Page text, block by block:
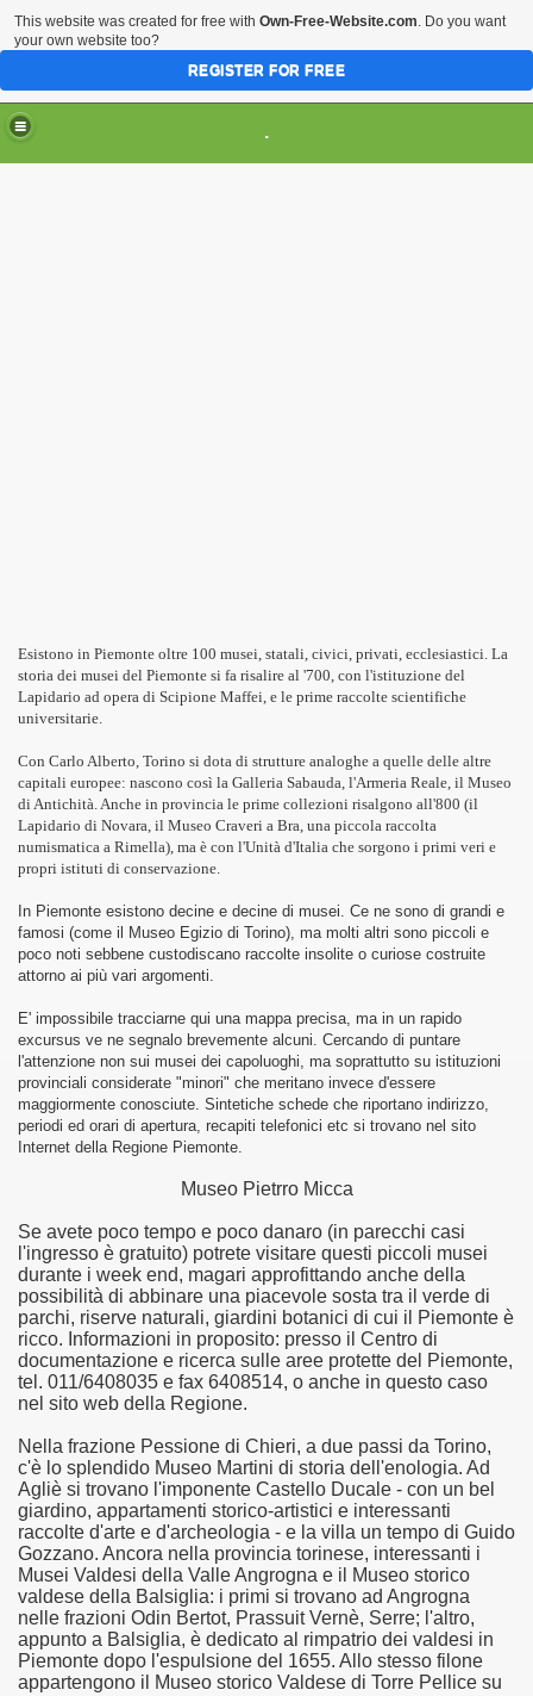
HOME
CIVILTA'
EVENTI & MANIFESTAZIONI
.
Esistono in Piemonte oltre 100 musei, statali, civici, privati, ecclesiastici. La
storia dei musei del Piemonte si fa risalire al '700, con l'istituzione del
Lapidario ad opera di Scipione Maffei, e le prime raccolte scientifiche
universitarie.
Con Carlo Alberto, Torino si dota di strutture analoghe a quelle delle altre
capitali europee: nascono così la Galleria Sabauda, l'Armeria Reale, il Museo
di Antichità. Anche in provincia le prime collezioni risalgono all'800 (il
Lapidario di Novara, il Museo Craveri a Bra, una piccola raccolta
numismatica a Rimella), ma è con l'Unità d'Italia che sorgono i primi veri e
propri istituti di conservazione.
In Piemonte esistono decine e decine di musei. Ce ne sono di grandi e
famosi (come il Museo Egizio di Torino), ma molti altri sono piccoli e
poco noti sebbene custodiscano raccolte insolite o curiose costruite
attorno ai più vari argomenti.
E' impossibile tracciarne qui una mappa precisa, ma in un rapido
excursus ve ne segnalo brevemente alcuni. Cercando di puntare
l'attenzione non sui musei dei capoluoghi, ma soprattutto su istituzioni
provinciali considerate "minori" che meritano invece d'essere
maggiormente conosciute. Sintetiche schede che riportano indirizzo,
periodi ed orari di apertura, recapiti telefonici etc si trovano nel sito
Internet della Regione Piemonte.
Museo Pietrro Micca
Se avete poco tempo e poco danaro (in parecchi casi
l'ingresso è gratuito) potrete visitare questi piccoli musei
durante i week end, magari approfittando anche della
possibilità di abbinare una piacevole sosta tra il verde di
parchi, riserve naturali, giardini botanici di cui il Piemonte è
ricco. Informazioni in proposito: presso il Centro di
documentazione e ricerca sulle aree protette del Piemonte,
tel. 011/6408035 e fax 6408514, o anche in questo caso
nel sito web della Regione.
Nella frazione Pessione di Chieri, a due passi da Torino,
c'è lo splendido Museo Martini di storia dell'enologia. Ad
Agliè si trovano l'imponente Castello Ducale - con un bel
giardino, appartamenti storico-artistici e interessanti
raccolte d'arte e d'archeologia - e la villa un tempo di Guido
Gozzano. Ancora nella provincia torinese, interessanti i
Musei Valdesi della Valle Angrogna e il Museo storico
valdese della Balsiglia: i primi si trovano ad Angrogna
nelle frazioni Odin Bertot, Prassuit Vernè, Serre; l'altro,
appunto a Balsiglia, è dedicato al rimpatrio dei valdesi in
Piemonte dopo l'espulsione del 1655. Allo stesso filone
appartengono il Museo storico Valdese di Torre Pellice su
Paesaggio
della Coltivazione del Riso
This website was created for free with Own-Free-Website.com. Do you want
your own website too?
REGISTER FOR FREE